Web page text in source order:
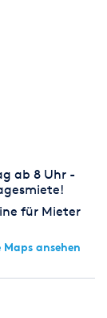
ab 8 Uhr -
für Mieter
ansehen